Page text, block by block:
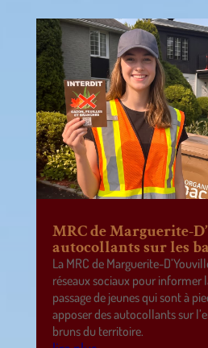
MRC de Marguerite-
autocollants sur les
La MRC de Marguerite-
réseaux sociaux pour informer
passage de jeunes qui sont à
apposer des autocollants sur
bruns du territoire.